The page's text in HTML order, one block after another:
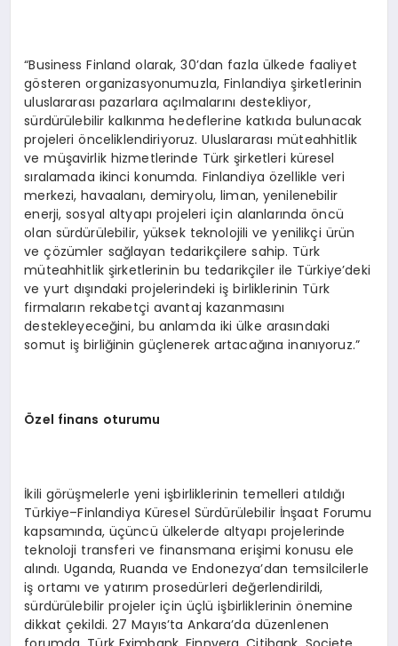
“Business Finland olarak, 30’dan fazla ülkede faaliyet
gösteren organizasyonumuzla, Finlandiya şirketlerinin
uluslararası pazarlara açılmalarını destekliyor,
sürdürülebilir kalkınma hedeflerine katkıda bulunacak
projeleri önceliklendiriyoruz. Uluslararası müteahhitlik
ve müşavirlik hizmetlerinde Türk şirketleri küresel
sıralamada ikinci konumda. Finlandiya özellikle veri
merkezi, havaalanı, demiryolu, liman, yenilenebilir
enerji, sosyal altyapı projeleri için alanlarında öncü
olan sürdürülebilir, yüksek teknolojili ve yenilikçi ürün
ve çözümler sağlayan tedarikçilere sahip. Türk
müteahhitlik şirketlerinin bu tedarikçiler ile Türkiye’deki
ve yurt dışındaki projelerindeki iş birliklerinin Türk
firmaların rekabetçi avantaj kazanmasını
destekleyeceğini, bu anlamda iki ülke arasındaki
somut iş birliğinin güçlenerek artacağına inanıyoruz.”
Özel finans oturumu
İkili görüşmelerle yeni işbirliklerinin temelleri atıldığı
Türkiye–Finlandiya Küresel Sürdürülebilir İnşaat Forumu
kapsamında, üçüncü ülkelerde altyapı projelerinde
teknoloji transferi ve finansmana erişimi konusu ele
alındı. Uganda, Ruanda ve Endonezya’dan temsilcilerle
iş ortamı ve yatırım prosedürleri değerlendirildi,
sürdürülebilir projeler için üçlü işbirliklerinin önemine
dikkat çekildi. 27 Mayıs’ta Ankara’da düzenlenen